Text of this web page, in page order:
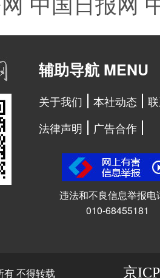
辅助导航 MENU
关于我们 本社动态
法律声明
广告合作
违法和不良信息举报电
010-68455181
不得转载 京